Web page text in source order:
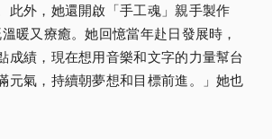
此外， 她還開啟「手工魂」親手製作
暖又療癒。她回憶當年赴日發展時，
成績， 現在想用音樂和文字的力量幫台
元氣， 持續朝夢想和目標前進。」她也